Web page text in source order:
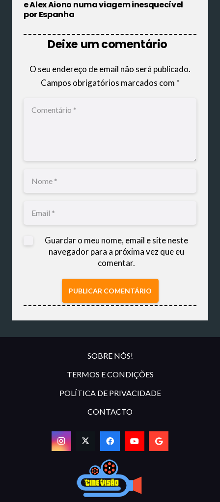
e Alex Aiono numa viagem inesquecível
por Espanha
Deixe um comentário
O seu endereço de email não será publicado.
Campos obrigatórios marcados com *
Guardar o meu nome, email e site neste
navegador para a próxima vez que eu
comentar.
PUBLICAR COMENTÁRIO
SOBRE NÓS!
TERMOS E CONDIÇÕES
POLÍTICA DE PRIVACIDADE
CONTACTO